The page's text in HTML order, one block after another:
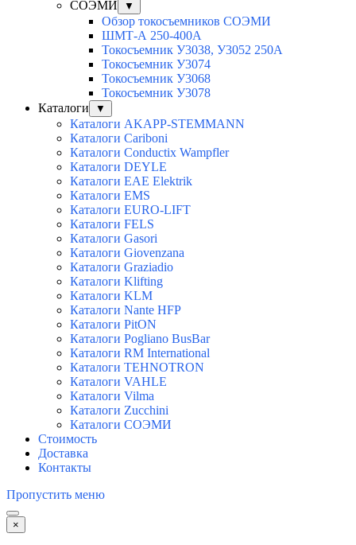
СОЭМИ ▼
Обзор токосъемников СОЭМИ
ШМТ-А 250-400А
Токосъемник У3038, У3052 250А
Токосъемник У3074
Токосъемник У3068
Токосъемник У3078
Каталоги
▼
Каталоги AKAPP-STEMMANN
Каталоги Cariboni
Каталоги Conductix Wampfler
Каталоги DEYLE
Каталоги EAE Elektrik
Каталоги EMS
Каталоги EURO-LIFT
Каталоги FELS
Каталоги Gasori
Каталоги Giovenzana
Каталоги Graziadio
Каталоги Klifting
Каталоги KLM
Каталоги Nante HFP
Каталоги PitON
Каталоги Pogliano BusBar
Каталоги RM International
Каталоги TEHNOTRON
Каталоги VAHLE
Каталоги Vilma
Каталоги Zucchini
Каталоги СОЭМИ
Стоимость
Доставка
Контакты
Пропустить меню
×